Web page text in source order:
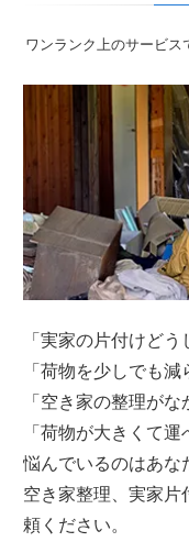
ワンランク上のサービス
「実家の片付けどう
「荷物を少しでも減
「空き家の整理が
「荷物が大きくて運
悩んでいるのはあな
空き家整理、実家片
頼ください。